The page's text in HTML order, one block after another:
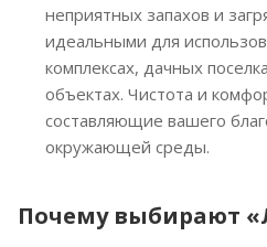
неприятных запахов и
идеальными для
комплексах, дачных
объектах. Чистота и
составляющие вашего
окружающей среды.
Почему выбирают